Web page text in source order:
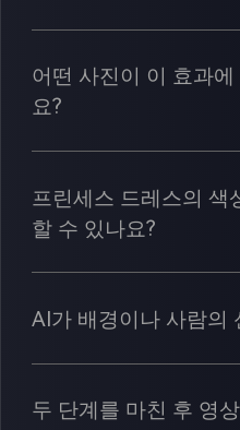
어떤 사진이 이 효과
요?
프린세스 드레스의 색
할 수 있나요?
AI가 배경이나 사람의
두 단계를 마친 후 영